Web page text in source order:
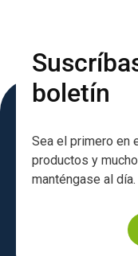
boletín
Sea el primero en
productos y
manténgase al día.